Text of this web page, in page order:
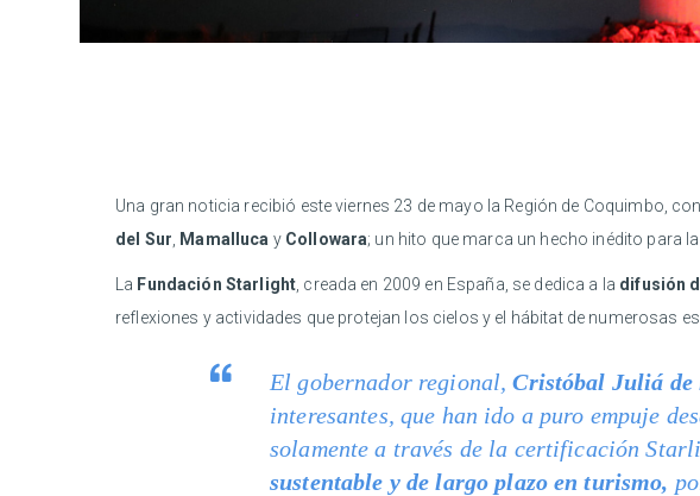
Una gran noticia recibió este viernes 23 de mayo la Región de Coquimbo,
del Sur
Mamalluca y Collowara; un hito que marca un hecho inédito para
La Fundación Starlight , creada en 2009 en España, se dedica a la difusión
reflexiones y actividades que protejan los cielos y el hábitat de numerosas
El gobernador regional,Cristóbal Juliá de
interesantes, que han ido a puro empuje
solamente a través de la certificación
sustentable y de largo plazo en turismo,